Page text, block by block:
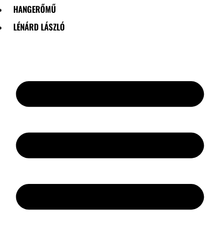
HANGERŐMŰ
LÉNÁRD LÁSZLÓ